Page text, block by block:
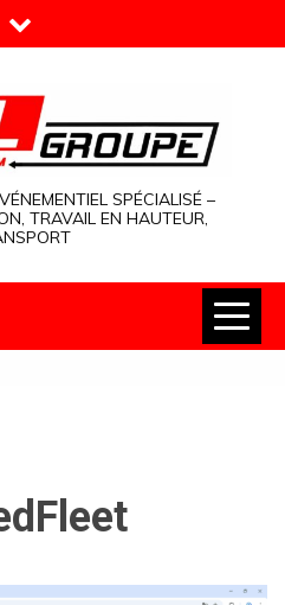
SPÉCIALISÉ –
TRAVAIL EN HAUTEUR,